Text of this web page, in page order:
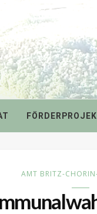
AMT BRITZ-